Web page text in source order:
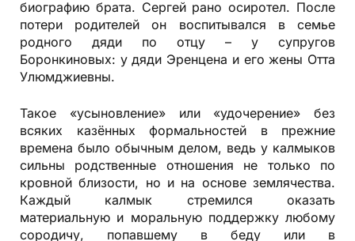
биографию брата. Сергей рано осиротел. После
потери родителей он воспитывался в семье
родного дяди по отцу – у супругов
Боронкиновых: у дяди Эренцена и его жены Отта
Улюмджиевны.
Такое «усыновление» или «удочерение» без
всяких казённых формальностей в прежние
времена было обычным делом, ведь у калмыков
сильны родственные отношения не только по
кровной близости, но и на основе землячества.
Каждый калмык стремился оказать
материальную и моральную поддержку любому
сородичу, попавшему в беду или в